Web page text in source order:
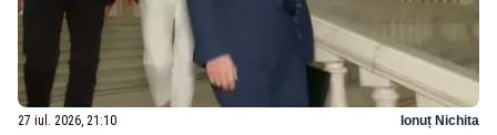
27 iul. 2026, 21:10 Ionuț Nichita